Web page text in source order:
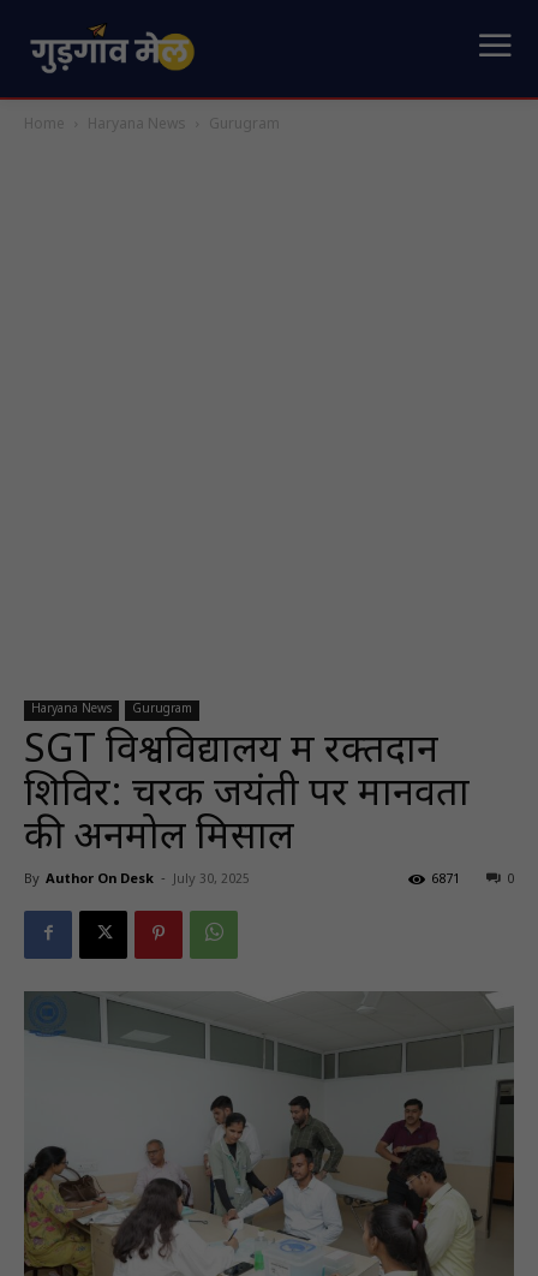
Home Haryana News Gurugram
Haryana News Gurugram
SGT विश्वविद्यालय में रक्तदान
शिविर: चरक जयंती पर मानवता
की अनमोल मिसाल
By Author On Desk - July 30, 2025 0
6871